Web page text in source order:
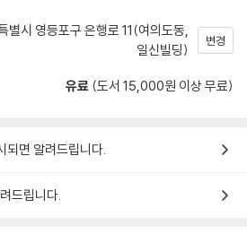
별시 영등포구 은행로 11(여의도동,
일신빌딩)
변경
유료 (도서 15,000원 이상 무료)
되면 알려드립니다.
드립니다.